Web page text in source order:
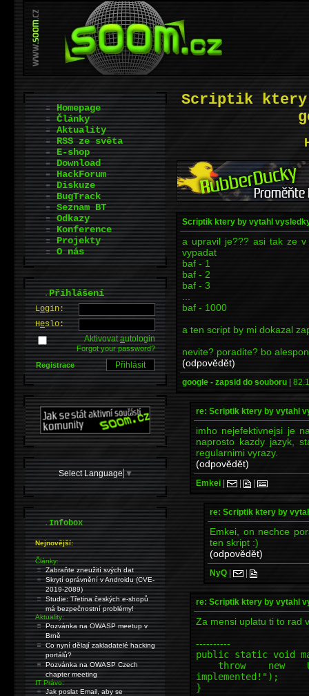
Scriptik ktery
Scriptik ktery by vytahl
a upravil je??? asi tak ze
vypadat
baf - 1
baf - 2
baf - 3
baf - 1000
a ten script by mi dokazal
nevite? poradite? bo
(odpovědět)
google - zapsid do souboru |
re: Scriptik ktery by vytahl
imho nejefektivnejsi je
naprosto kazdy jazyk,
regularnimi vyrazy.
(odpovědět)
Emkei | | |
re: Scriptik ktery by
Emkei, on nechce
ten skript :)
(odpovědět)
NyQ | |
re: Scriptik ktery by vytahl
Za mensi uplatu ti to rad
----------
public static void
throw new
implemented!");
}
Homepage
Články
Aktuality
RSS ze světa
E-shop
Download
HackForum
Diskuze
BugTrack
Seznam BT
Odkazy
Konference
Projekty
O nás
.Přihlášení
Login:
Heslo:
Aktivovatautologin
Forgot your password?
Registrace
Select Language ▼
.Infobox
Nejnovější:
Články:
Zabraňte zneužití svých dat
Skrytí oprávnění v Androidu (CVE-
2019-2089)
Studie: Třetina českých e-shopů
má bezpečnostní problémy!
Aktuality:
Pozvánka na OWASP meetup v
Brně
Co nyní dělají zakladatelé hacking
portálů?
Pozvánka na OWASP Czech
chapter meeting
IT Právo:
Jak poslat Email, aby se